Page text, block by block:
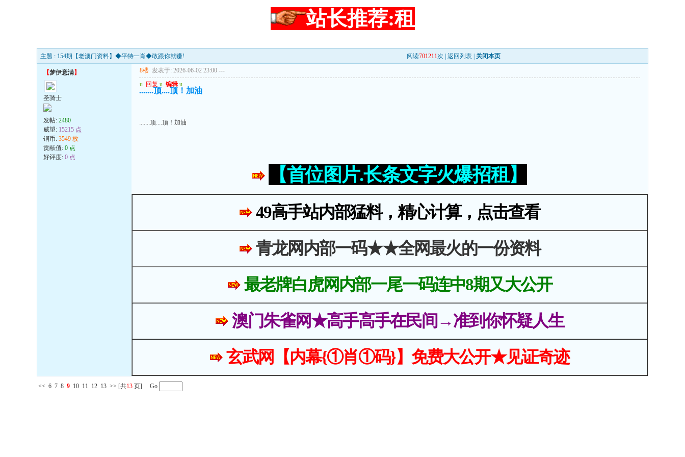
站长推荐:租
主题 : 154期【老澳门资料】◆平特一肖◆敢跟你就赚! 阅读701211次 | 返回列表 关闭本页
【梦伊意满】
圣骑士
发帖: 2480
威望: 15215 点
铜币: 3549 枚
贡献值: 0 点
好评度: 0 点
8楼 发表于: 2026-06-02 23:00 ---
u 回复 u 编辑 u
.......顶....顶！加油
.......顶....顶！加油
【首位图片.长条文字火爆招租】
49高手站内部猛料，精心计算，点击查看
青龙网内部一码★★全网最火的一份资料
最老牌白虎网内部一尾一码连中8期又大公开
澳门朱雀网★高手高手在民间→准到你怀疑人生
玄武网【内幕{①肖①码}】免费大公开★见证奇迹
<< 6 7 8 9 10 11 12 13 >> [共13 页] Go